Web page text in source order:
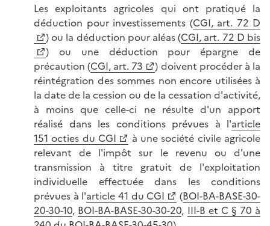
Les exploitants agricoles qui ont pratiqué la
déduction pour investissements (CGI, art. 72 D
) ou la déduction pour aléas (CGI, art. 72 D bis
) ou une déduction pour épargne de
précaution (CGI, art. 73
) doivent procéder à la
réintégration des sommes non encore utilisées à
la date de la cession ou de la cessation d'activité,
à moins que celle-ci ne résulte d'un apport
réalisé dans les conditions prévues à l'article
151 octies du CGI
à une société civile agricole
relevant de l'impôt sur le revenu ou d'une
transmission à titre gratuit de l'exploitation
individuelle effectuée dans les conditions
prévues à l'article 41 du CGI (BOI-BA-BASE-30-
20-30-10, BOI-BA-BASE-30-30-20, III-B et C § 70 à